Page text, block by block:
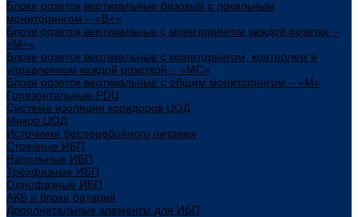
Блоки розеток вертикальные базовый с локальным
мониторингом – «В+»
Блоки розеток вертикальные с мониторингом каждой розетки –
«М+»
Блоки розеток вертикальные с мониторингом, контролем и
управлением каждой розеткой – «МС»
Блоки розеток вертикальные с общим мониторингом – «М»
Горизонтальные PDU
Система изоляции коридоров ЦОД
Микро ЦОД
Источники бесперебойного питания
Стоечные ИБП
Напольные ИБП
Трёхфазные ИБП
Однофазные ИБП
АКБ и блоки батарей
Дополнительные элементы для ИБП